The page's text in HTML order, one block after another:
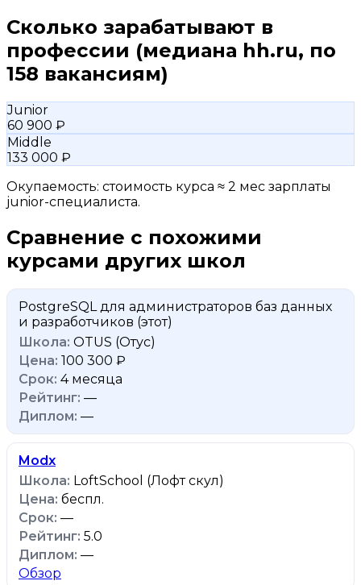
Сколько зарабатывают в
профессии (медиана hh.ru, по
158 вакансиям)
Junior
60 900 ₽
Middle
133 000 ₽
Окупаемость: стоимость курса ≈ 2 мес зарплаты
junior-специалиста.
Сравнение с похожими
курсами других школ
PostgreSQL для администраторов баз данных
и разработчиков (этот)
OTUS (Отус)
100 300 ₽
4 месяца
—
—
Modx
LoftSchool (Лофт скул)
беспл.
—
5.0
—
Обзор